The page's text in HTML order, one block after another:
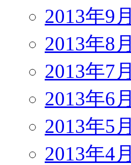
2013年9月
2013年8月
2013年7月
2013年6月
2013年5月
2013年4月